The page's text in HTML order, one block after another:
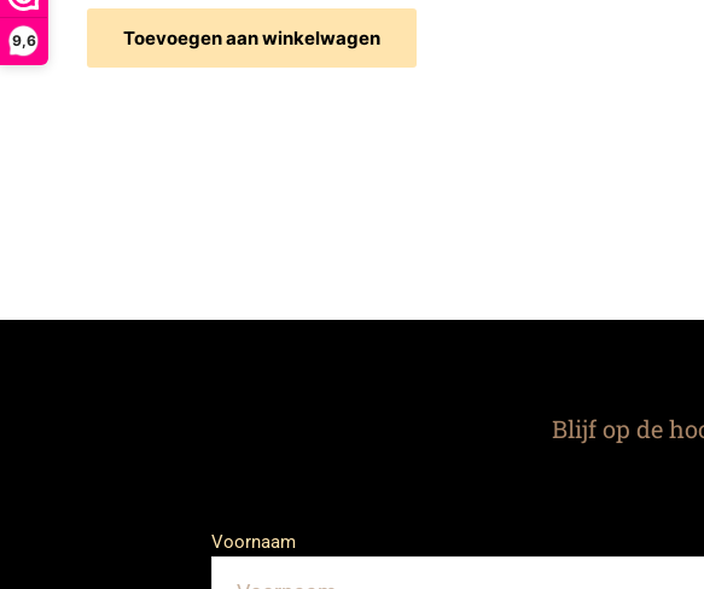
9,6 Toevoegen aan winkelwagen
Blijf op de
Voornaam